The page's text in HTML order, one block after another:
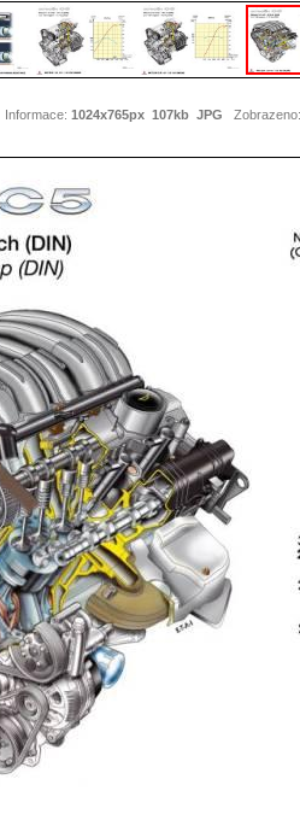
Informace: 1024x765px 107kb JPG